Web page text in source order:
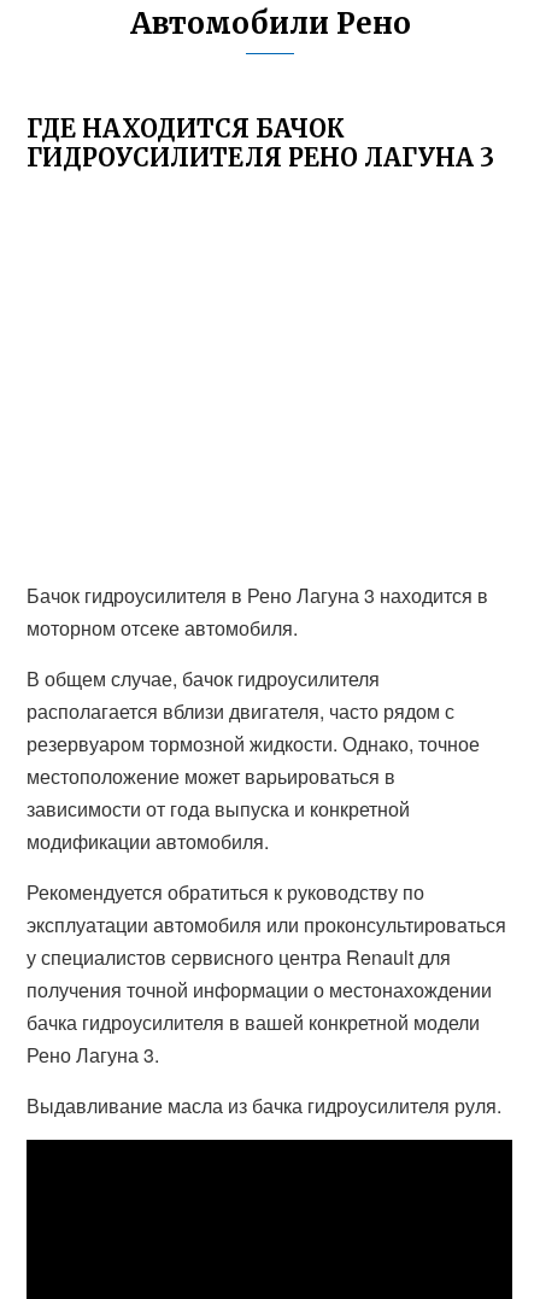
Автомобили Рено
ГДЕ НАХОДИТСЯ БАЧОК
ГИДРОУСИЛИТЕЛЯ РЕНО ЛАГУНА 3
Бачок гидроусилителя в Рено Лагуна 3 находится в
моторном отсеке автомобиля.
В общем случае, бачок гидроусилителя
располагается вблизи двигателя, часто рядом с
резервуаром тормозной жидкости. Однако, точное
местоположение может варьироваться в
зависимости от года выпуска и конкретной
модификации автомобиля.
Рекомендуется обратиться к руководству по
эксплуатации автомобиля или проконсультироваться
у специалистов сервисного центра Renault для
получения точной информации о местонахождении
бачка гидроусилителя в вашей конкретной модели
Рено Лагуна 3.
Выдавливание масла из бачка гидроусилителя руля.